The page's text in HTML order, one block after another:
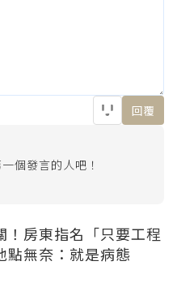
回覆
個發言的人吧！
！房東指名「只要工程
點無奈：就是病態